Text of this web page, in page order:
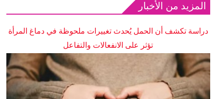
المزيد من الأخبار
دراسة تكشف أن الحمل يُحدث تغييرات ملحوظة في دماغ المرأة
تؤثر على الانفعالات والتفاعل